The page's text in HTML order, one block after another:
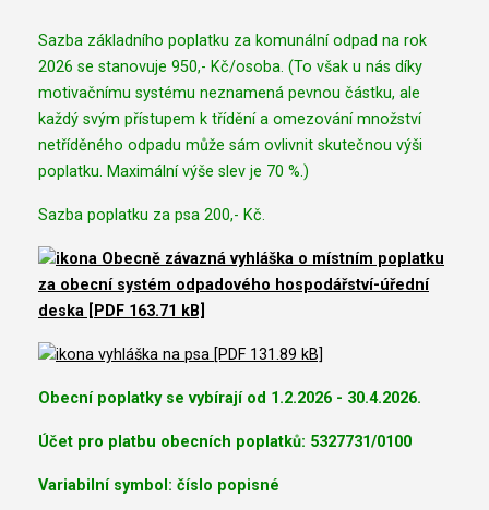
Sazba základního poplatku za komunální odpad na rok
2026 se stanovuje 950,- Kč/osoba. (To však u nás díky
motivačnímu systému neznamená pevnou částku, ale
každý svým přístupem k třídění a omezování množství
netříděného odpadu může sám ovlivnit skutečnou výši
poplatku. Maximální výše slev je 70 %.)
Sazba poplatku za psa 200,- Kč.
Obecně závazná vyhláška o místním poplatku
za obecní systém odpadového hospodářství-úřední
deska [PDF 163.71 kB]
vyhláška na psa [PDF 131.89 kB]
Obecní poplatky se vybírají od 1.2.2026 - 30.4.2026.
Účet pro platbu obecních poplatků: 5327731/0100
Variabilní symbol: číslo popisné